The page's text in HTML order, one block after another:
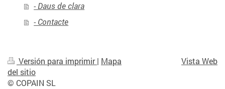
- Daus de clara
- Contacte
Versión para imprimir| Mapa
del sitio
© COPAIN SL
Vista Web